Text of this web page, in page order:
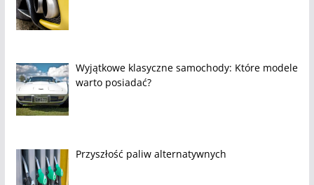
Wyjątkowe klasyczne samochody: Które modele
warto posiadać?
Przyszłość paliw alternatywnych